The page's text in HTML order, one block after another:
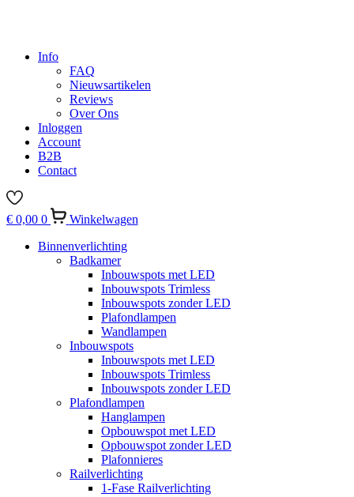
Info
FAQ
Nieuwsartikelen
Reviews
Over Ons
Inloggen
Account
B2B
Contact
€ 0,00 0
Winkelwagen
Binnenverlichting
Badkamer
Inbouwspots met LED
Inbouwspots Trimless
Inbouwspots zonder LED
Plafondlampen
Wandlampen
Inbouwspots
Inbouwspots met LED
Inbouwspots Trimless
Inbouwspots zonder LED
Plafondlampen
Hanglampen
Opbouwspot met LED
Opbouwspot zonder LED
Plafonnieres
Railverlichting
1-Fase Railverlichting